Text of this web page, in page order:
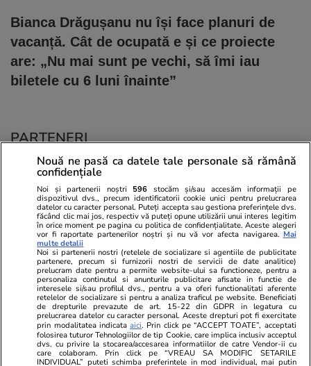
Bianca Drăgușanu nu își face planuri de
vacanță. Cât de ocupată e și ce proiecte
are: „Nu mai sunt pe vechi, să îmi iau
biletele cu 6 luni înainte”
PARTENERI
Viva.ro
"Nici acum nu îi știu bine. Nu îi știu familia".
A tăcut luni întregi, dar acum Gina Matache a
spus adevărul despre relația cu ginerele ei,
Unica.ro
Nu și ei! S-au
căsnicie! Cei doi
secret. Nimeni
Nouă ne pasă ca datele tale personale să rămână
confidențiale
Noi și partenerii noștri 596 stocăm și/sau accesăm informații pe
dispozitivul dvs., precum identificatorii cookie unici pentru prelucrarea
datelor cu caracter personal. Puteți accepta sau gestiona preferințele dvs.
făcând clic mai jos, respectiv vă puteți opune utilizării unui interes legitim
în orice moment pe pagina cu politica de confidențialitate. Aceste alegeri
vor fi raportate partenerilor noștri și nu vă vor afecta navigarea. Mai
multe detalii
Noi si partenerii nostri (retelele de socializare si agentiile de publicitate
partenere, precum si furnizorii nostri de servicii de date analitice)
prelucram date pentru a permite website-ului sa functioneze, pentru a
personaliza continutul si anunturile publicitare afisate in functie de
interesele si/sau profilul dvs., pentru a va oferi functionalitati aferente
retelelor de socializare si pentru a analiza traficul pe website. Beneficiati
de drepturile prevazute de art. 15-22 din GDPR in legatura cu
prelucrarea datelor cu caracter personal. Aceste drepturi pot fi exercitate
prin modalitatea indicataaici. Prin click pe “ACCEPT TOATE”, acceptati
folosirea tuturor Tehnologiilor de tip Cookie, care implica inclusiv acceptul
dvs. cu privire la stocarea/accesarea informatiilor de catre Vendor-ii cu
care colaboram. Prin click pe “VREAU SA MODIFIC SETARILE
INDIVIDUAL” puteti schimba preferintele in mod individual, mai putin